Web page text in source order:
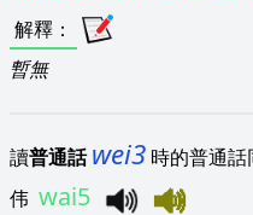
解釋 ：
暫無
讀普通話 wei3 時的普通話
伟 wai5